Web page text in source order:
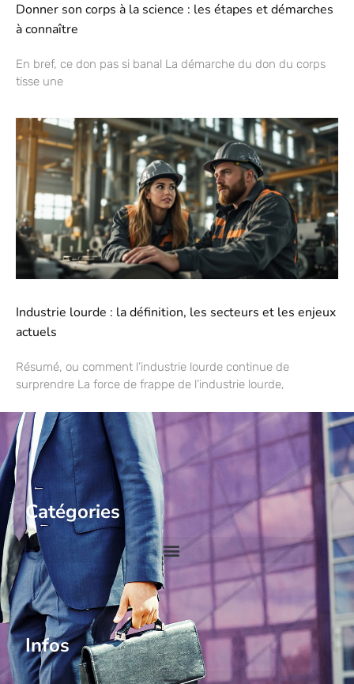
Donner son corps à la science : les étapes et démarches
à connaître
En bref, ce don pas si banal La démarche du don du corps
tisse une
Industrie lourde : la définition, les secteurs et les enjeux
actuels
Résumé, ou comment l’industrie lourde continue de
surprendre La force de frappe de l’industrie lourde,
Catégories
Infos